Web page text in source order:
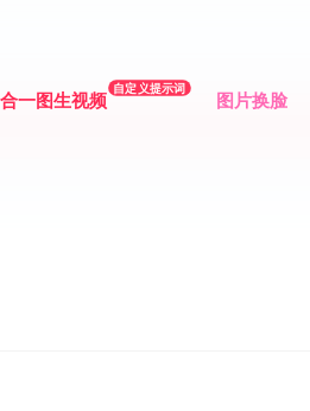
一图生视频 自定义提示词 图片换脸